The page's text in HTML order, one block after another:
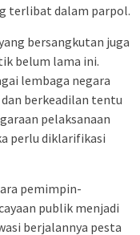
terlibat dalam parpol.
bersangkutan juga
belum lama ini.
lembaga negara
berkeadilan tentu
pelaksanaan
perlu diklarifikasi
pemimpin-
publik menjadi
berjalannya pesta